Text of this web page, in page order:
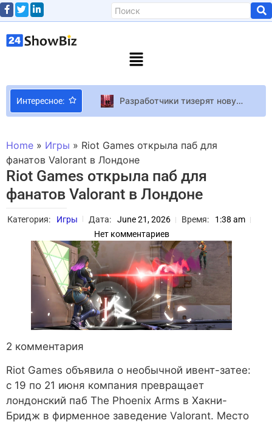
Интересное:
Разработчики тизерят новую угрозу в ARC Raiders с помощью звука
TAYANNA спела с белорусами, но есть нюанс
Home » Игры » Riot Games открыла паб для
фанатов Valorant в Лондоне
Riot Games открыла паб для
фанатов Valorant в Лондоне
Категория: Игры Дата: June 21, 2026 Время:
1:38 am
Нет комментариев
2 комментария
Riot Games объявила о необычной ивент-затее:
с 19 по 21 июня компания превращает
лондонский паб The Phoenix Arms в Хакни-
Бридж в фирменное заведение Valorant. Место